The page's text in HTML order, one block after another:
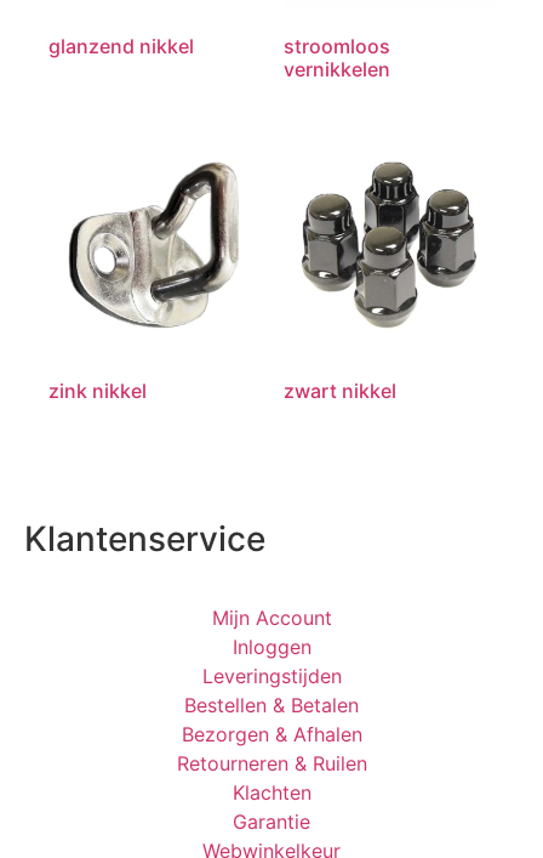
glanzend nikkel
stroomloos
vernikkelen
zink nikkel zwart nikkel
Klantenservice
Mijn Account
Inloggen
Leveringstijden
Bestellen & Betalen
Bezorgen & Afhalen
Retourneren & Ruilen
Klachten
Garantie
Webwinkelkeur